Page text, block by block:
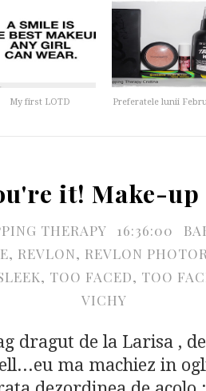
My first LOTD Preferatele lunii
it! Make-
THERAPY 16:36:00
, REVLON, REVLON
, TOO FACED, TOO
VICHY
dragut de la Larisa ,
ma machiez in